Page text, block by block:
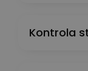
Kontrola